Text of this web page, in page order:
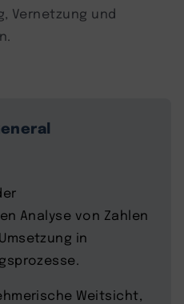
Vernetzung und
Analyse von Zahlen
in
Weitsicht,